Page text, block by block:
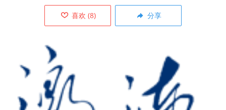
喜欢 (8) 分享